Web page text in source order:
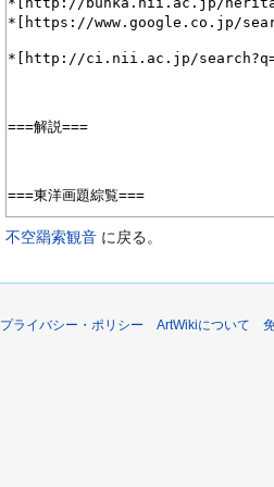
不空羂索観音 に戻る。
プライバシー・ポリシー ArtWikiについて